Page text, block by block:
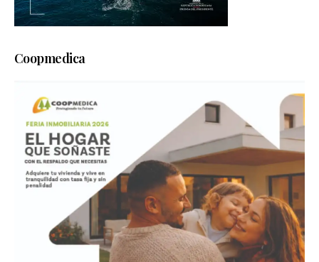
Coopmedica